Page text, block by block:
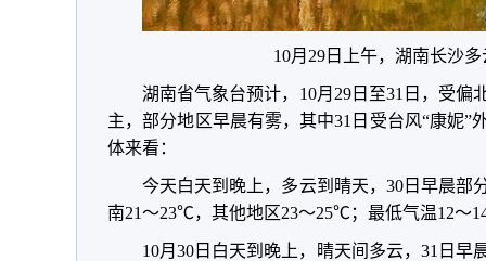
10月29日上午，湖南长沙
湖南省气象台预计， 10月29日至31日 ， 受偏
主，部分地区早晨有雾，其中31日受台风“康妮”
体来看：
今天白天到晚上 ， 多云到晴天， 30日早晨部
南21～23℃， 其他地区23～25℃； 最低气温12～
10月30日白天到晚上 ， 晴天间多云， 31日早